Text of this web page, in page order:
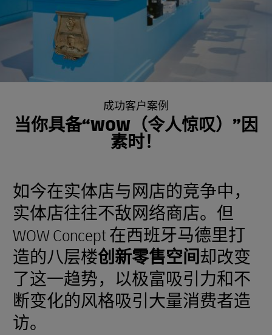
成功客户案例
当你具备“WOW（令人惊叹）”因
素时！
如今在实体店与网店的竞争中，
实体店往往不敌网络商店。但
WOW Concept 在西班牙马德里打
造的八层楼创新零售空间却改变
了这一趋势，以极富吸引力和不
断变化的风格吸引大量消费者造
访。